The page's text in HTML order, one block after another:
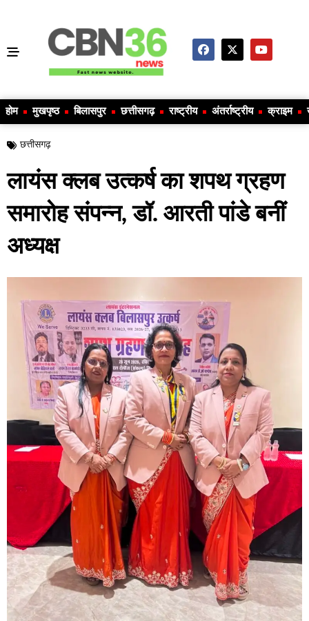
होम मुखपृष्ठ बिलासपुर छत्तीसगढ़ राष्ट्रीय अंतर्राष्ट्रीय क्राइम
छत्तीसगढ़
लायंस क्लब उत्कर्ष का शपथ ग्रहण
समारोह संपन्न, डॉ. आरती पांडे बनीं
अध्यक्ष